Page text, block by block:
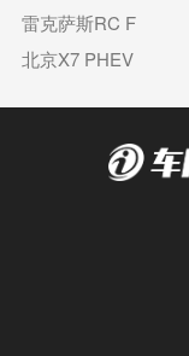
雷克萨斯RC F
北京X7 PHEV